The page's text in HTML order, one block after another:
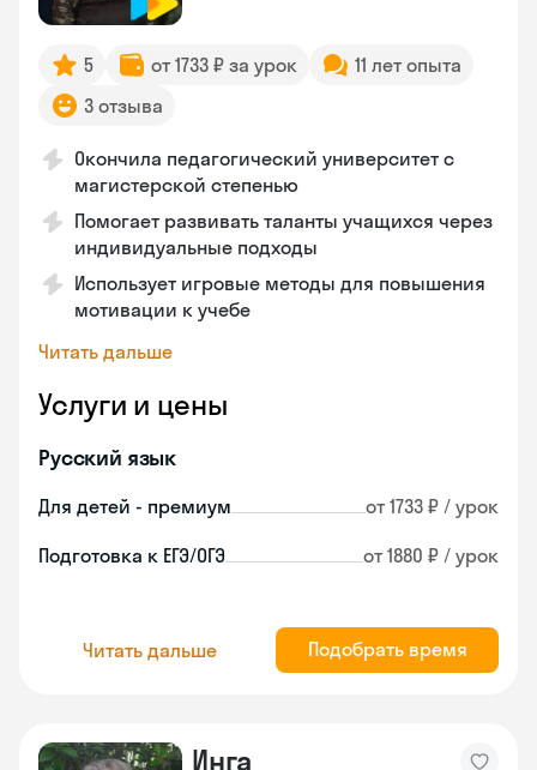
5 от 1733 ₽ за урок
11 лет опыта
3 отзыва
Окончила педагогический университет с
магистерской степенью
Помогает развивать таланты учащихся через
индивидуальные подходы
Использует игровые методы для повышения
мотивации к учебе
Читать дальше
Услуги и цены
Русский язык
Для детей - премиум от 1733 ₽ / урок
Подготовка к ЕГЭ/ОГЭ от 1880 ₽ / урок
Читать дальше Подобрать время
Инга